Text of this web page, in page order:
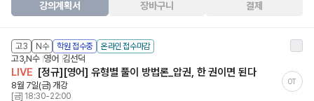
강의계획서 장바구니 결제
고3 N수 학원 접수중 온라인 접수마감
고3,N수 영어 김선덕
LIVE [정규][영어] 유형별 풀이 방법론_압권, 한 권이면 된다
OT
8월 7일(금) 개강
[금] 18:30-22:00